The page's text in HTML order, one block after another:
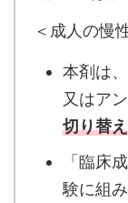
＜成人の慢
本剤は
又はア
切り替
「臨床
験に組